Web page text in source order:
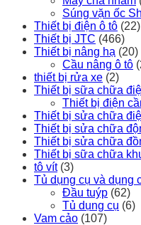
Súng vặn ốc
Thiết bị điện ô tô (22)
Thiết bị JTC (466)
Thiết bị nâng hạ (20)
Cầu nâng ô tô
thiết bị rửa xe (2)
Thiết bị sữa chữa
Thiết bị điện
Thiết bị sửa chữa
Thiết bị sửa chữa
Thiết bị sửa chữa
Thiết bị sữa chữa
tô vít (3)
Tủ dụng cụ và dụng
Đầu tuýp (62)
Tủ dụng cụ (6)
Vam cảo (107)